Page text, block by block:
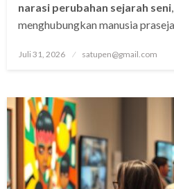
narasi perubahan sejarah seni
menghubungkan manusia
Posted
Juli 31, 2026 satupen@gmail.com